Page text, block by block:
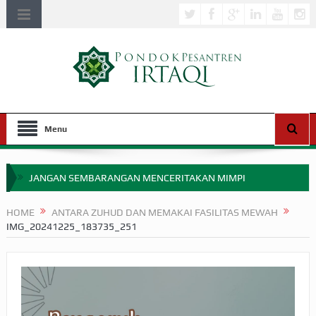
Menu
JANGAN SEMBARANGAN MENCERITAKAN MIMPI
MIMPI YANG DIABAIKAN MENJELANG PERANG BADAR
SEBELUM TIBA SAAT WAJIB?
HAKIKAT NIKMAT DI DUNIA!
HOME
ANTARA ZUHUD DAN MEMAKAI FASILITAS MEWAH
IMG_20241225_183735_251